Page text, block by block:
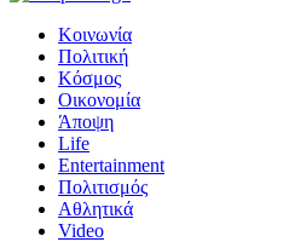
Κοινωνία
Πολιτική
Κόσμος
Οικονομία
Άποψη
Life
Entertainment
Πολιτισμός
Αθλητικά
Video